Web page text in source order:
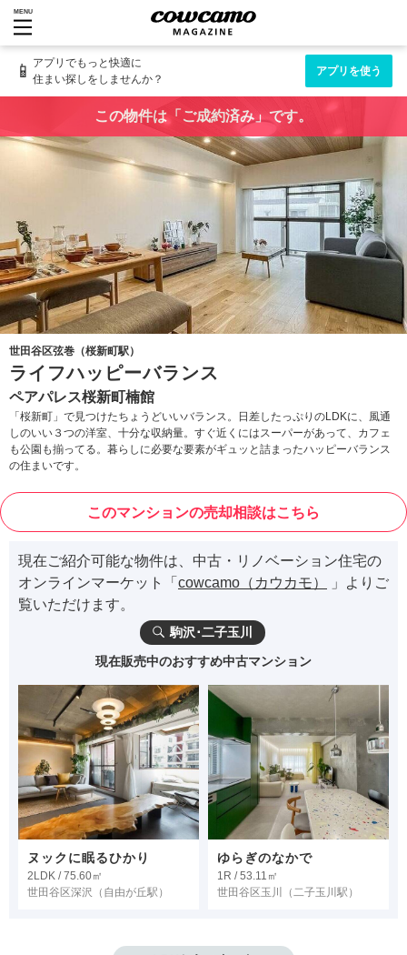
MENU
📱 アプリでもっと快適に
住まい探しをしませんか？
アプリを使う
この物件は「ご成約済み」です。
世田谷区弦巻（桜新町駅）
ライフハッピーバランス
ペアパレス桜新町楠館
「桜新町」で見つけたちょうどいいバランス。日差したっぷりのLDKに、風通
しのいい３つの洋室、十分な収納量。すぐ近くにはスーパーがあって、カフェ
も公園も揃ってる。暮らしに必要な要素がギュッと詰まったハッピーバランス
の住まいです。
このマンションの売却相談はこちら
現在ご紹介可能な物件は、中古・リノベーション住宅の
オンラインマーケット「 cowcamo（カウカモ）
」よりご
覧いただけます。
駒沢･二子玉川
現在販売中のおすすめ中古マンション
ヌックに眠るひかり
2LDK / 75.60㎡
世田谷区深沢 （自由が丘駅）
ゆらぎのなかで
1R / 53.11㎡
世田谷区玉川
（二子玉川駅）